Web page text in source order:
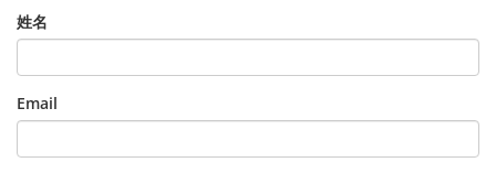
姓名
Email